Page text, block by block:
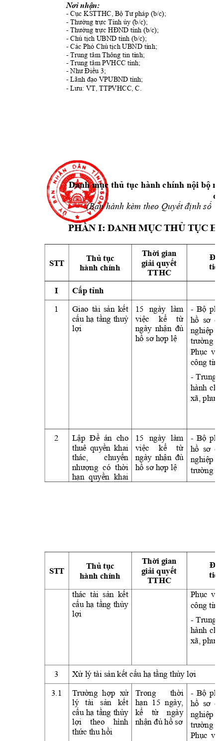
Nơi nhận:
- Cục KSTTHC, Bộ Tư pháp (b/c);
- Thường trực Tỉnh ủy (b/c);
- Thường trực HĐND tỉnh (b/c);
- Chủ tịch UBND tỉnh (b/c);
- Các Phó Chủ tịch UBND tỉnh;
- Trung tâm Thông tin tỉnh;
- Trung tâm PVHCC tỉnh;
- Như Điều 3;
- Lãnh đạo VPUBND tỉnh;
- Lưu: VT, TTPVHCC, C
Danh mục thủ tục hành chính nội bộ
(Ban hành kèm theo Quyết định số
PHẦN I: DANH MỤC THỦ TỤC
STT
Thủ tục
hành chính
Thời gian
giải quyết
TTHC
Địa
tiếp
I Cấp tỉnh
1 Giao tài sản kết
cấu hạ tầng thuỷ
lợi
15 ngày làm
việc
kể
từ
ngày nhận đủ
hồ sơ hợp lệ
- Bộ
hồ sơ
nghiệp
trường
Phục vụ
công
- Trung
hành
xã,
2 Lập Đề
  án
cho
thuê quyền khai
thác,
chuyển
nhượng có thời
hạn quyền khai
15 ngày làm
việc
kể
từ
ngày nhận đủ
hồ sơ hợp lệ
- Bộ
hồ sơ
nghiệp
trường
STT
Thủ tục
hành chính
Thời gian
giải quyết
TTHC
Địa
tiếp
thác  tài sản kết
cấu hạ tầng thủy
lợi
Phục vụ
công
- Trung
hành
xã,
3 Xử lý tài sản kết cấu hạ tầng thủy lợi
3.1 Trường hợp xử
lý
tài sản
kết
cấu hạ tầng thủy
lợi
theo
hình
thức thu hồi
Trong
thời
hạn 15 ngày,
kể
từ
ngày
nhận đủ hồ sơ
- Bộ
hồ sơ
nghiệp
trường
Phục vụ